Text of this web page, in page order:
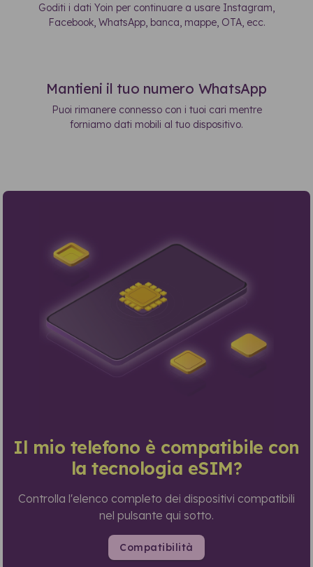
Goditi i dati Yoin per continuare a usare Instagram,
Facebook, WhatsApp, banca, mappe, OTA, ecc.
Mantieni il tuo numero WhatsApp
Puoi rimanere connesso con i tuoi cari mentre
forniamo dati mobili al tuo dispositivo.
Il mio telefono è compatibile con
la tecnologia eSIM?
Controlla l'elenco completo dei dispositivi compatibili
nel pulsante qui sotto.
Compatibilità